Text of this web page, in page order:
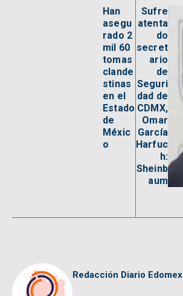
Han
asegu
rado 2
mil 60
tomas
clande
stinas
en el
Estado
de
Méxic
o
Sufre
atenta
do
secret
ario
de
Seguri
dad de
CDMX,
Omar
García
Harfuc
h:
Sheinb
aum
Redacción Diario Edomex